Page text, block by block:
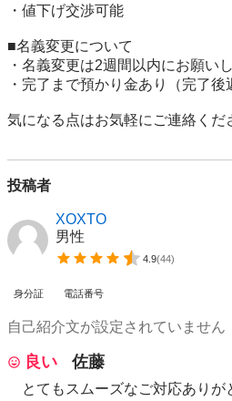
・値下げ交渉可能
■名義変更について
・名義変更は2週間以内にお願い
・完了まで預かり金あり（完了後
気になる点はお気軽にご連絡くだ
投稿者
XOXTO
男性
4.9(44)
身分証 電話番号
自己紹介文が設定されていません
良い 佐藤
とてもスムーズなご対応ありが